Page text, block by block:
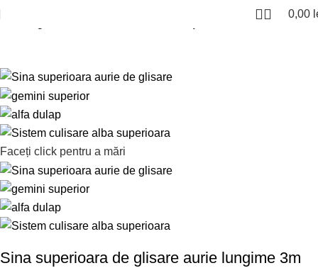
0,00
Sine superioare Sevroll Gemini
Faceți click pentru a mări
Sina superioara de glisare aurie lungime 3m